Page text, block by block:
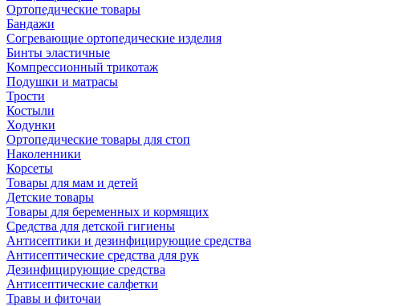
Ортопедические товары
Бандажи
Согревающие ортопедические изделия
Бинты эластичные
Компрессионный трикотаж
Подушки и матрасы
Трости
Костыли
Ходунки
Ортопедические товары для стоп
Наколенники
Корсеты
Товары для мам и детей
Детские товары
Товары для беременных и кормящих
Средства для детской гигиены
Антисептики и дезинфицирующие средства
Антисептические средства для рук
Дезинфицирующие средства
Антисептические салфетки
Травы и фиточаи